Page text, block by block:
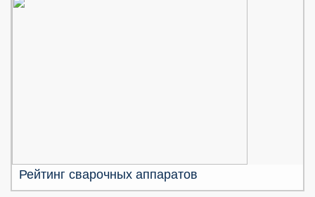
Рейтинг сварочных аппаратов